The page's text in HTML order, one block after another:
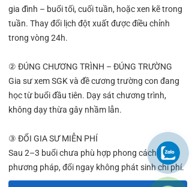
gia đình – buổi tối, cuối tuần, hoặc xen kẽ trong
tuần. Thay đổi lịch đột xuất được điều chỉnh
trong vòng 24h.
② ĐÚNG CHƯƠNG TRÌNH – ĐÚNG TRƯỜNG
Gia sư xem SGK và đề cương trường con đang
học từ buổi đầu tiên. Dạy sát chương trình,
không dạy thừa gây nhầm lẫn.
③ ĐỔI GIA SƯ MIỄN PHÍ
Sau 2–3 buổi chưa phù hợp phong cách hoặc
phương pháp, đổi ngay không phát sinh chi phí.